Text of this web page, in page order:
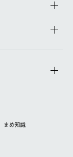
まめ知識